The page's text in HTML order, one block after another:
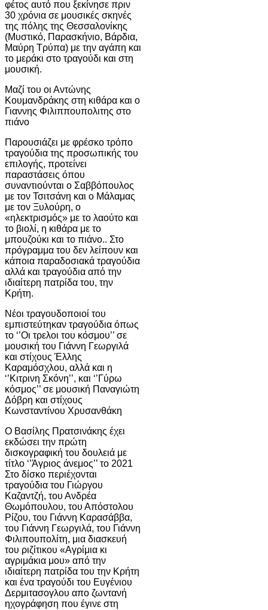
φέτος αυτό που ξεκίνησε πριν
30 χρόνια σε μουσικές σκηνές
της πόλης της Θεσσαλονίκης
(Μυστικό, Παρασκήνιο, Βάρδια,
Μαύρη Τρύπα) με την αγάπη και
το μεράκι στο τραγούδι και στη
μουσική.
Μαζί του οι Αντώνης
Κουμανδράκης στη κιθάρα και ο
Γιαννης Φιλιππουπολιτης στο
πιάνο
Παρουσιάζει με φρέσκο τρόπο
τραγούδια της προσωπικής του
επιλογής, προτείνει
παραστάσεις όπου
συναντιούνται ο Σαββόπουλος
με τον Τσιτσάνη και ο Μάλαμας
με τον Ξυλούρη, ο
«ηλεκτρισμός» με το λαούτο και
το βιολί, η κιθάρα με το
μπουζούκι και το πιάνο.. Στο
πρόγραμμα του δεν λείπουν και
κάποια παραδοσιακά τραγούδια
αλλά και τραγούδια από την
ιδιαίτερη πατρίδα του, την
Κρήτη.
Νέοι τραγουδοποιοί του
εμπιστεύτηκαν τραγούδια όπως
το ‘’Οι τρελοι του κόσμου’’ σε
μουσική του Γιάννη Γεωργιλά
και στίχους Έλλης
Καραμόσχλου, αλλά και η
‘’Κιτρινη Σκόνη’’, και ‘’Γύρω
κόσμος’’ σε μουσική Παναγιώτη
Δόβρη και στίχους
Κωνσταντίνου Χρυσανθάκη
Ο Βασίλης Πρατσινάκης έχει
εκδώσει την πρώτη
δισκογραφική του δουλειά με
τίτλο ‘’Άγριος άνεμος’’ το 2021
Στο δίσκο περιέχονται
τραγούδια του Γιώργου
Καζαντζή, του Ανδρέα
Θωμόπουλου, του Απόστολου
Ρίζου, του Γιάννη Καρασάββα,
του Γιάννη Γεωργιλά, του Γιάννη
Φιλιπουπολίτη, μια διασκευή
του ριζίτικου «Αγρίμια κι
αγριμάκια μου» από την
ιδιαίτερη πατρίδα του την Κρήτη
και ένα τραγούδι του Ευγένιου
Δερμιτασογλου απο ζωντανή
ηχογράφηση που έγινε στη